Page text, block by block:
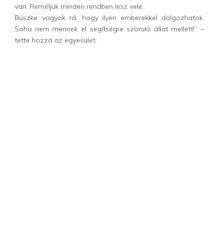
van. Reméljük minden rendben lesz vele.
Büszke vagyok rá, hogy ilyen emberekkel dolgozhatok.
Soha nem mennek el segítségre szoruló állat mellett!” –
tette hozzá az egyesület.